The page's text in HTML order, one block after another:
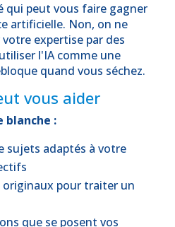
qui peut vous faire gagner
artificielle. Non, on ne
expertise par des
l'IA comme une
quand vous séchez.
vous aider
blanche :
sujets adaptés à votre
originaux pour traiter un
que se posent vos